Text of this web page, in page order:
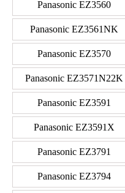
Panasonic EZ3560
Panasonic EZ3561NK
Panasonic EZ3570
Panasonic EZ3571N22K
Panasonic EZ3591
Panasonic EZ3591X
Panasonic EZ3791
Panasonic EZ3794